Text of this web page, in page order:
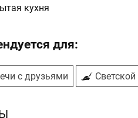
кухня
для:
с друзьями